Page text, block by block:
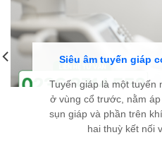
Siêu âm tuyến giáp
Tuyến giáp là một tuyến
ở vùng cổ trước, nằm
sụn giáp và phần trên
hai thuỳ kết nối